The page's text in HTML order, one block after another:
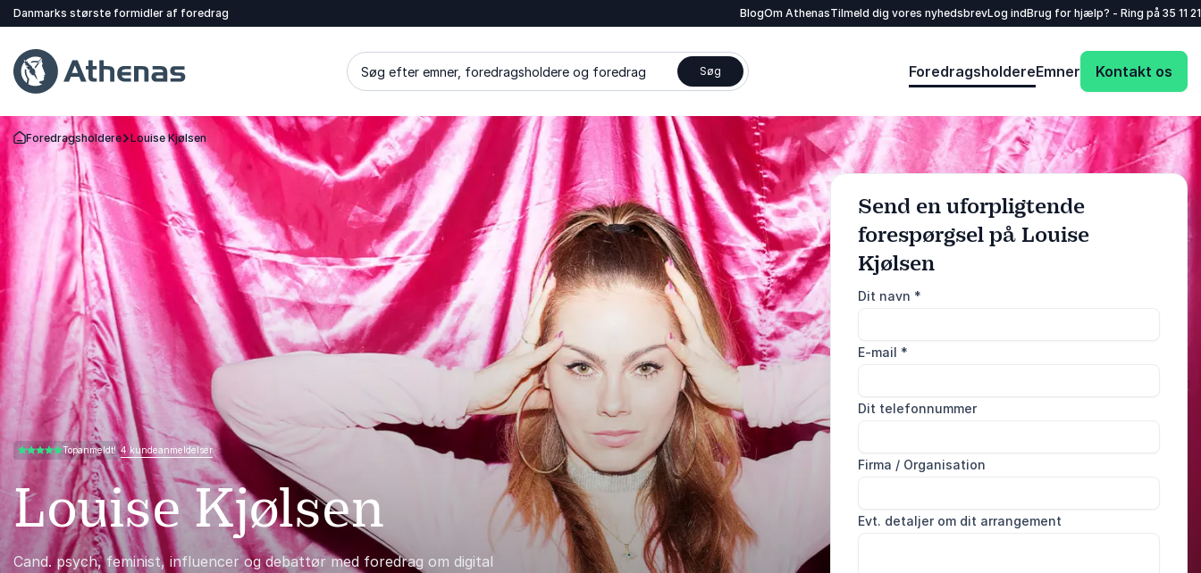
Danmarks største formidler af foredrag BlogOm AthenasTilmeld dig vores nyhedsbrevLog indBrug for hjælp? - Ring på 35 11
Søg efter emner, foredragsholdere og foredrag Søg ForedragsholdereEmner Kontakt os
Tilbage til forsiden
Foredragsholdere Louise Kjølsen
Louise Kjølsen
Cand. psych, feminist, influencer og debattør med foredrag om digital
5.00 ud af 5Topanmeldt! 4 kundeanmeldelser
Send en uforpligtende
forespørgsel på Louise
Kjølsen
Dit navn *
E-mail *
Dit telefonnummer
Firma / Organisation
Evt. detaljer om dit arrangement